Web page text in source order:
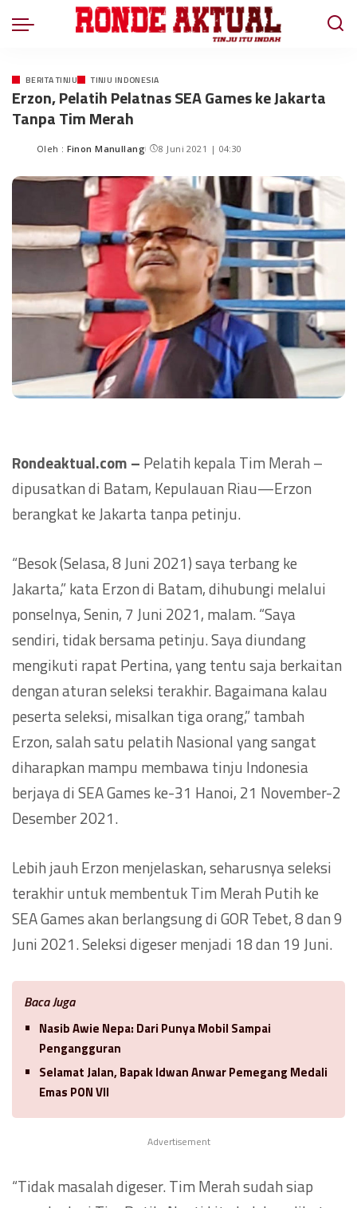
BERITA TINJU TINJU INDONESIA
Erzon, Pelatih Pelatnas SEA Games ke Jakarta
Tanpa Tim Merah
Oleh : Finon Manullang 8 Juni 2021 | 04:30
Rondeaktual.com – Pelatih kepala Tim Merah –
dipusatkan di Batam, Kepulauan Riau—Erzon
berangkat ke Jakarta tanpa petinju.
“Besok (Selasa, 8 Juni 2021) saya terbang ke
Jakarta,” kata Erzon di Batam, dihubungi melalui
ponselnya, Senin, 7 Juni 2021, malam. “Saya
sendiri, tidak bersama petinju. Saya diundang
mengikuti rapat Pertina, yang tentu saja berkaitan
dengan aturan seleksi terakhir. Bagaimana kalau
peserta seleksi, misalkan tiga orang,” tambah
Erzon, salah satu pelatih Nasional yang sangat
diharapkan mampu membawa tinju Indonesia
berjaya di SEA Games ke-31 Hanoi, 21 November-2
Desember 2021.
Lebih jauh Erzon menjelaskan, seharusnya seleksi
terakhir untuk membentuk Tim Merah Putih ke
SEA Games akan berlangsung di GOR Tebet, 8 dan 9
Juni 2021. Seleksi digeser menjadi 18 dan 19 Juni.
Baca Juga
Nasib Awie Nepa: Dari Punya Mobil Sampai
Pengangguran
Selamat Jalan, Bapak Idwan Anwar Pemegang Medali
Emas PON VII
Advertisement
“Tidak masalah digeser. Tim Merah sudah siap